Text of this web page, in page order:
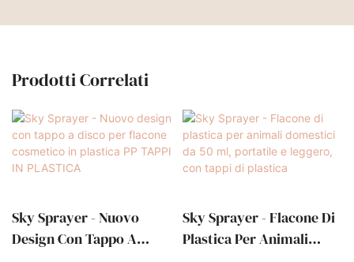
Prodotti Correlati
Sky Sprayer - Nuovo
Design Con Tappo A
Sky Sprayer - Flacone Di
Plastica Per Animali